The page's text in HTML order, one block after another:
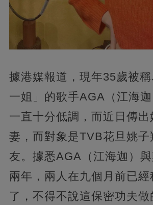
據港媒報道， 現年35歲被
一姐」的歌手AGA（江海
一直十分低調，而近日傳出
妻，而對象是TVB花旦姚子
友。據悉AGA（江海迦）
兩年， 兩人在九個月前已經
了，不得不說這保密功夫做